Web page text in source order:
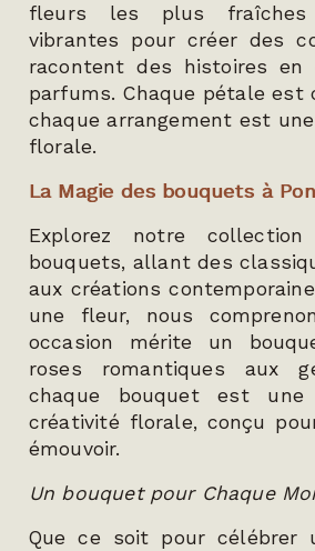
fleurs les plus
vibrantes pour créer des
racontent des histoires en
parfums. Chaque pétale est
chaque arrangement est
florale.
La Magie des bouquets à
Explorez notre
bouquets, allant des
aux créations
une fleur, nous
occasion mérite un
roses romantiques aux
chaque bouquet est une
créativité florale, conçu
émouvoir.
Un bouquet pour Chaque
Que ce soit pour célébrer